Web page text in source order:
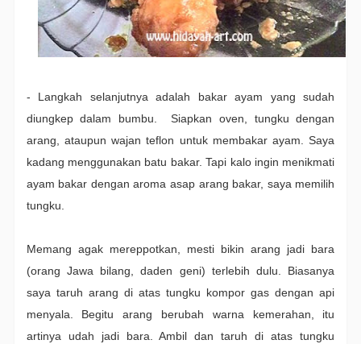
- Langkah selanjutnya adalah bakar ayam yang sudah
diungkep dalam bumbu. Siapkan oven, tungku dengan
arang, ataupun wajan teflon untuk membakar ayam. Saya
kadang menggunakan batu bakar. Tapi kalo ingin menikmati
ayam bakar dengan aroma asap arang bakar, saya memilih
tungku.
Memang agak mereppotkan, mesti bikin arang jadi bara
(orang Jawa bilang, daden geni) terlebih dulu. Biasanya
saya taruh arang di atas tungku kompor gas dengan api
menyala. Begitu arang berubah warna kemerahan, itu
artinya udah jadi bara. Ambil dan taruh di atas tungku